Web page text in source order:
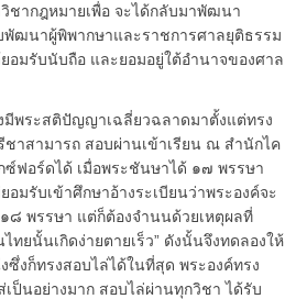
ชากฎหมายเพื่อ จะได้กลับมาพัฒนา
พัฒนาผู้พิพากษาและราชการศาลยุติธรรม
อมรับนับถือ และยอมอยู่ใต้อำนาจของศาล
ระสติปัญญาเฉลี่ยวฉลาดมาตั้งแต่ทรง
ชาสามารถ สอบผ่านเข้าเรียน ณ สำนักไค
ซ์ฟอร์ดได้ เมื่อพระชันษาได้ ๑๗ พรรษา
อมรับเข้าศึกษาอ้างระเบียนว่าพระองค์จะ
๘ พรรษา แต่ก็ต้องจำนนด้วยเหตุผลที่
ทยนั้นเกิดง่ายตายเร็ว” ดังนั้นจึงทดลองให้
ซึ่งก็ทรงสอบไล่ได้ในที่สุด พระองค์ทรง
เป็นอย่างมาก สอบไล่ผ่านทุกวิชา ได้รับ